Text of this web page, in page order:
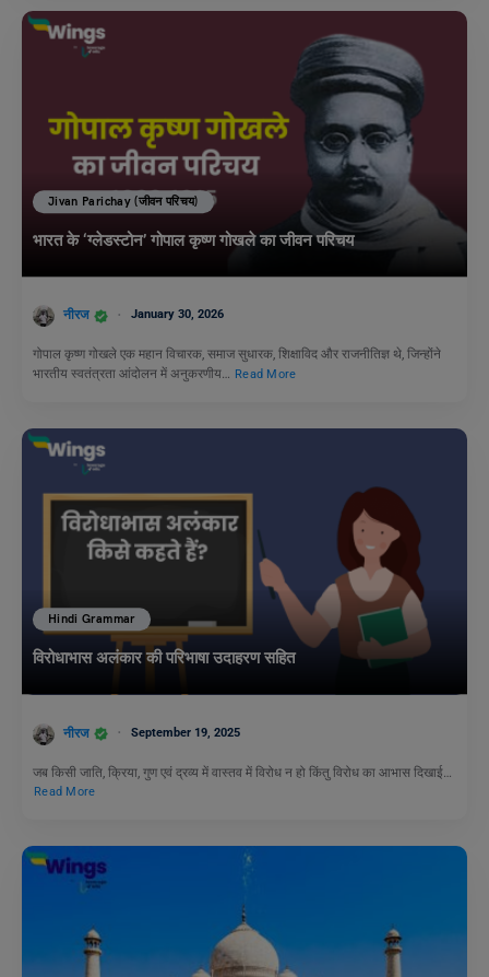
Jivan Parichay (जीवन परिचय)
भारत के ‘ग्लेडस्टोन’ गोपाल कृष्ण गोखले का जीवन परिचय
नीरज January 30, 2026
गोपाल कृष्ण गोखले एक महान विचारक, समाज सुधारक, शिक्षाविद और राजनीतिज्ञ थे, जिन्होंने
भारतीय स्वतंत्रता आंदोलन में अनुकरणीय… Read More
Hindi Grammar
विरोधाभास अलंकार की परिभाषा उदाहरण सहित
नीरज September 19, 2025
जब किसी जाति, क्रिया, गुण एवं द्रव्य में वास्तव में विरोध न हो किंतु विरोध का आभास दिखाई…
Read More